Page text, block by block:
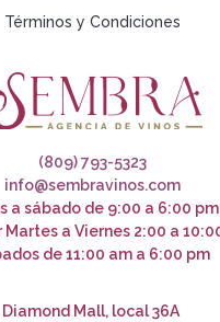
Términos y Condiciones
(809) 793-5323
info@sembravinos.com
a sábado de 9:00 a 6:00 pm
Martes a Viernes 2:00 a
de 11:00 am a 6:00 pm
Diamond Mall, local 36A